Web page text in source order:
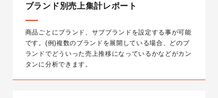
ブランド別売上集計レポート
商品ごとにブランド、サブブランドを設定する事が可能
です。 (例)複数のブランドを展開している場合、どのブ
ランドでどういった売上推移になっているかなどがカン
タンに分析できます。